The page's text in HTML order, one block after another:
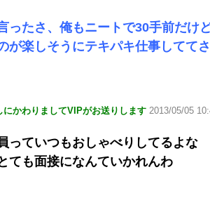
ったさ、俺もニートで30手前だけ
が楽しそうにテキパキ仕事しててさ
にかわりましてVIPがお送りします 2013/05/05
っていつもおしゃべりしてるよな
ても面接になんていかれんわ